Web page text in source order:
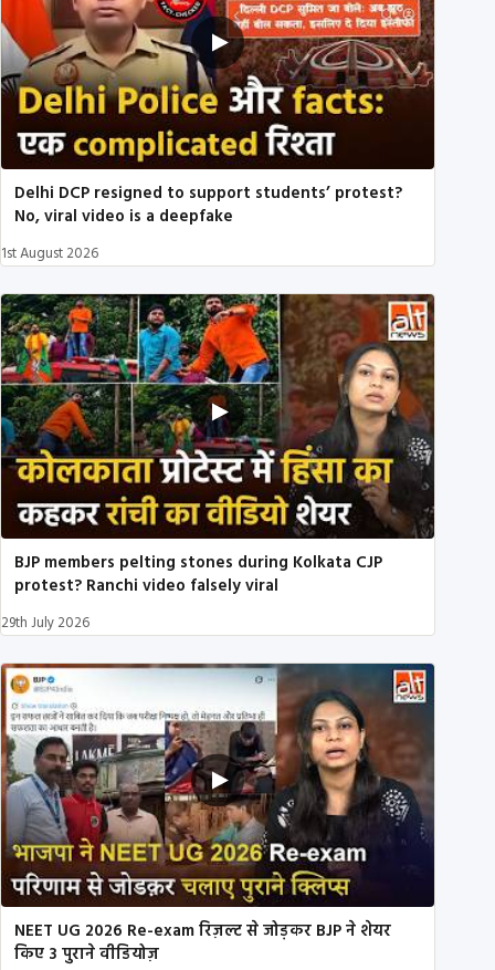
Delhi DCP resigned to support students’ protest?
No, viral video is a deepfake
1st August 2026
BJP members pelting stones during Kolkata CJP
protest? Ranchi video falsely viral
29th July 2026
NEET UG 2026 Re-exam रिज़ल्ट से जोड़कर BJP ने शेयर
किए 3 पुराने वीडियोज़